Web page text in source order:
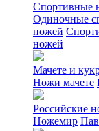
Спортивные
Одиночные
ножей
ножей
Мачете и
Ножи мачете
Российские
Ножемир